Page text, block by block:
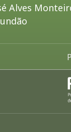
Alves